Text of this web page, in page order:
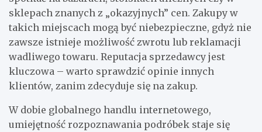
sklepach znanych z „okazyjnych” cen. Zakupy w
takich miejscach mogą być niebezpieczne, gdyż nie
zawsze istnieje możliwość zwrotu lub reklamacji
wadliwego towaru. Reputacja sprzedawcy jest
kluczowa – warto sprawdzić opinie innych
klientów, zanim zdecyduje się na zakup.
W dobie globalnego handlu internetowego,
umiejętność rozpoznawania podróbek staje się